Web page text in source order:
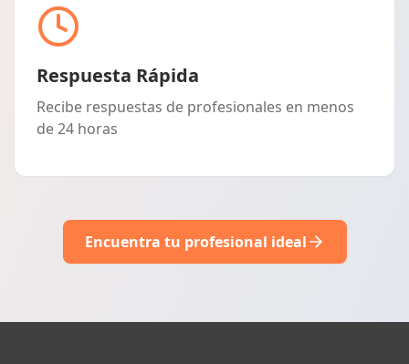
Respuesta Rápida
Recibe respuestas de profesionales en menos
de 24 horas
Encuentra tu profesional ideal